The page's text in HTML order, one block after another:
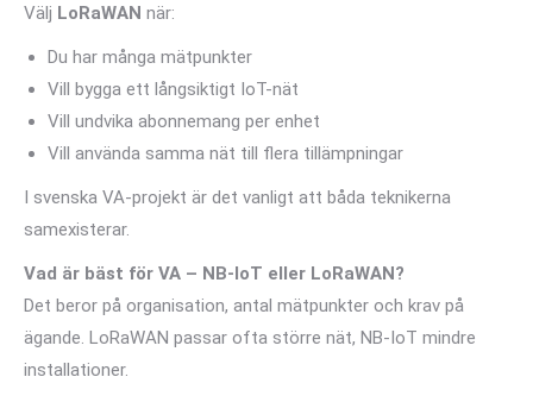
Välj LoRaWAN när:
Du har många mätpunkter
Vill bygga ett långsiktigt IoT-nät
Vill undvika abonnemang per enhet
Vill använda samma nät till flera tillämpningar
I svenska VA-projekt är det vanligt att båda teknikerna
samexisterar.
Vad är bäst för VA – NB-IoT eller LoRaWAN?
Det beror på organisation, antal mätpunkter och krav på
ägande. LoRaWAN passar ofta större nät, NB-IoT mindre
installationer.